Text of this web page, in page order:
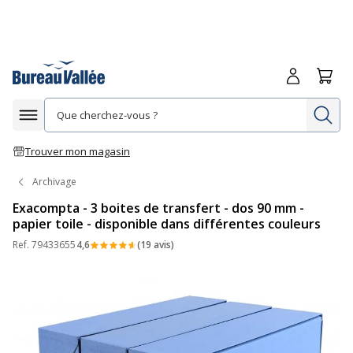
Afficher la navigation
Trouver mon magasin
Me
Archivage
Exacompta - 3 boites de transfert - dos 90 mm -
papier toile - disponible dans différentes couleurs
Ref. 794336554,6 (19 avis)